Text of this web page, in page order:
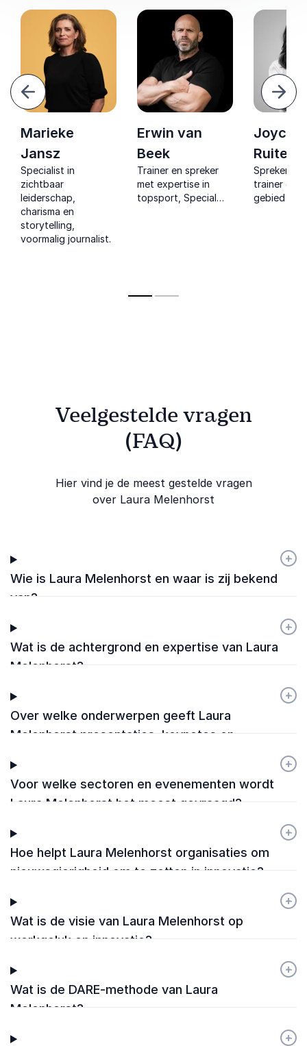
Marieke
Jansz
Specialist in
zichtbaar
leiderschap,
charisma en
storytelling,
voormalig journalist.
Erwin van
Beek
Trainer en spreker
met expertise in
topsport, Special
Joyce
Ruiter
Spreker,
trainer op
gebied van
Veelgestelde vragen
(FAQ)
Hier vind je de meest gestelde vragen
over Laura Melenhorst
Wie is Laura Melenhorst en waar is zij bekend
van?
+
-
Wat is de achtergrond en expertise van Laura
Melenhorst?
+
-
Over welke onderwerpen geeft Laura
Melenhorst presentaties, keynotes en
+
-
Voor welke sectoren en evenementen wordt
Laura Melenhorst het meest gevraagd?
+
-
Hoe helpt Laura Melenhorst organisaties om
nieuwsgierigheid om te zetten in innovatie?
+
-
Wat is de visie van Laura Melenhorst op
werkgeluk en innovatie?
+
-
Wat is de DARE-methode van Laura
Melenhorst?
+
-
+
-